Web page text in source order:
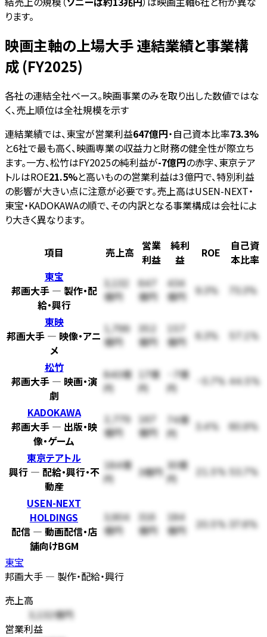
ります。
映画主軸の上場大手 連結業績と事業構
成 (FY2025)
各社の連結全社ベース。映画事業のみを取り出した数値ではな
く、売上順位は全社規模を示す
連結業績では、東宝が営業利益647億円・自己資本比率73.3%
と6社で最も高く、映画専業の収益力と財務の健全性が際立ち
ます。一方、松竹はFY2025の純利益が-7億円の赤字、東京テア
トルはROE21.5%と高いものの営業利益は3億円で、特別利益
の影響が大きい点に注意が必要です。売上高はUSEN-NEXT・
東宝・KADOKAWAの順で、その内訳となる事業構成は会社によ
り大きく異なります。
項目 売上高
営業
利益
純利
益
ROE
自己資
本比率
東宝
邦画大手 — 製作・配
給・興行
3,132
億円
647
億円
434
億円
9.3% 73.3%
東映
邦画大手 — 映像・アニ
メ
1,799
億円
352
億円
億円
6.3% 57.1%
松竹
邦画大手 — 映画・演
劇
840億
円
17億
円
-7億
円
-0.7% 44.5%
KADOKAWA
邦画大手 — 出版・映
像・ゲーム
2,779
億円
167
億円
74億
円
3.4% 60.9%
東京テアトル
興行 — 配給・興行・不
動産
184億
円
3億円
30億
円
21.5% 53.7%
USEN-NEXT
HOLDINGS
配信 — 動画配信・店
舗向けBGM
3,904
億円
316
億円
184
億円
20.5% 37.6%
東宝
邦画大手 — 製作・配給・興行
売上高
3,132億円
営業利益